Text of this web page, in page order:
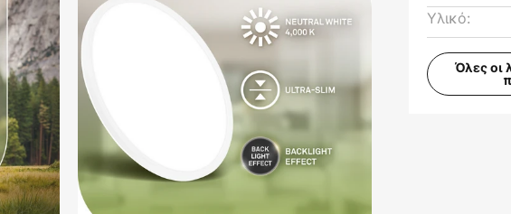
Υλικό:
Όλες οι